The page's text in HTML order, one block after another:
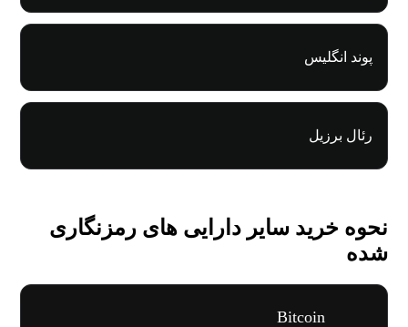
پوند انگلیس
رئال برزیل
نحوه خرید سایر دارایی های رمزنگاری
شده
Bitcoin